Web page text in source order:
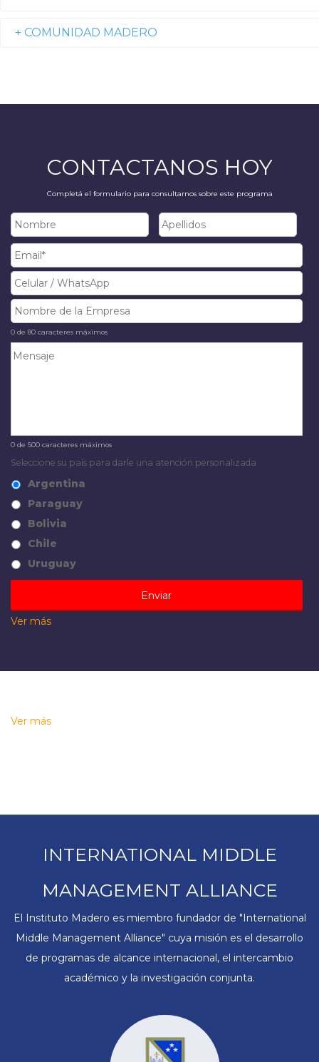
+ COMUNIDAD MADERO
CONTACTANOS HOY
Completá el formulario para consultarnos sobre este programa
0 de 80 caracteres máximos
0 de 500 caracteres máximos
Seleccione su país para darle una atención personalizada
Argentina
Paraguay
Bolivia
Chile
Uruguay
Ver más
Ver más
INTERNATIONAL MIDDLE
MANAGEMENT ALLIANCE
El Instituto Madero es miembro fundador de "International
Middle Management Alliance" cuya misión es el desarrollo
de programas de alcance internacional, el intercambio
académico y la investigación conjunta.